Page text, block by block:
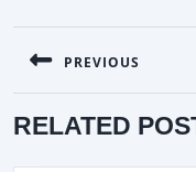
PREVIOUS
post:
RELATED